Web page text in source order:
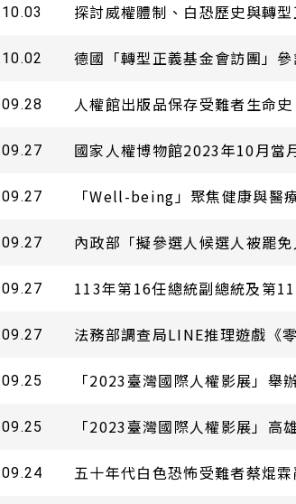
探討威權體制、白恐歷史與轉
德國「轉型正義基金會訪團」
人權館出版品保存受難者生命
國家人權博物館2023年10月當
「Well-being」聚焦健康與醫
內政部「擬參選人候選人被罷
113年第16任總統副總統及第
法務部調查局LINE推理遊戲《
「2023臺灣國際人權影展」
「2023臺灣國際人權影展」
五十年代白色恐怖受難者蔡焜